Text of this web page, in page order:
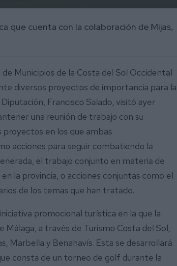
que cuenta con la colaboración de Mijas,
Municipios de la Costa del Sol Occidental
diversos proyectos de importancia para la
Francisco Salado, visitó ayer
una reunión de trabajo con su
proyectos en los que ambas
acciones para seguir combatiendo la
el trabajo conjunto en materia de
la provincia, o acciones conjuntas como el
de los temas que han tratado.
promocional turística en la que la
a través de Turismo Costa del Sol,
Marbella y Benahavís. Esta se desarrollará
consta de un torneo de golf durante la